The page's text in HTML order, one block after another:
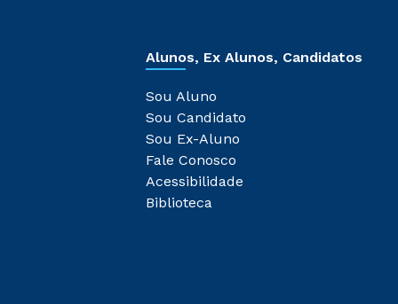
Alunos, Ex Alunos, Candidatos
Sou Aluno
Sou Candidato
Sou Ex-Aluno
Fale Conosco
Acessibilidade
Biblioteca